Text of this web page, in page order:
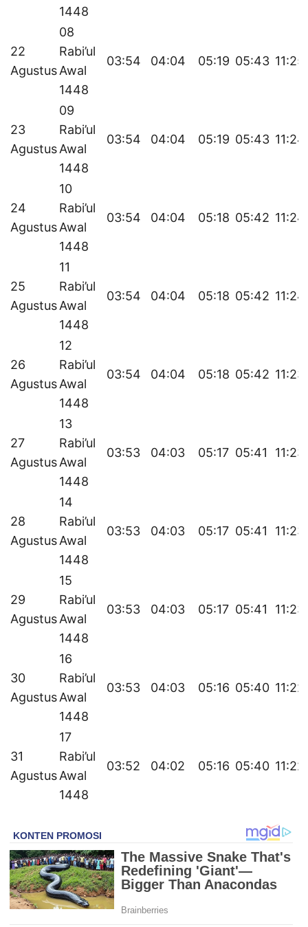
1448
22
Agustus
08
Rabi’ul
Awal
1448
03:54 04:04 05:19 05:43 11:25
23
Agustus
09
Rabi’ul
Awal
1448
03:54 04:04 05:19 05:43 11:24
24
Agustus
10
Rabi’ul
Awal
1448
03:54 04:04 05:18 05:42 11:24
25
Agustus
11
Rabi’ul
Awal
1448
03:54 04:04 05:18 05:42 11:24
26
Agustus
12
Rabi’ul
Awal
1448
03:54 04:04 05:18 05:42 11:23
27
Agustus
13
Rabi’ul
Awal
1448
03:53 04:03 05:17 05:41 11:23
28
Agustus
14
Rabi’ul
Awal
1448
03:53 04:03 05:17 05:41 11:23
29
Agustus
15
Rabi’ul
Awal
1448
03:53 04:03 05:17 05:41 11:23
30
Agustus
16
Rabi’ul
Awal
1448
03:53 04:03 05:16 05:40 11:22
31
Agustus
17
Rabi’ul
Awal
1448
03:52 04:02 05:16 05:40 11:22